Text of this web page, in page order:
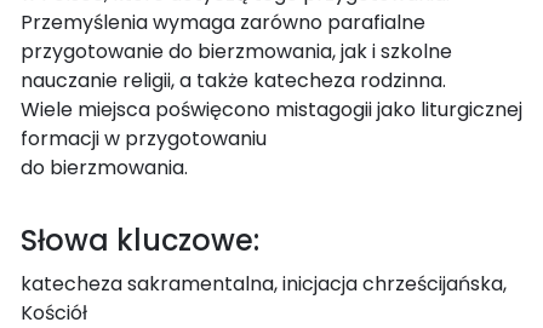
Przemyślenia wymaga zarówno parafialne
przygotowanie do bierzmowania, jak i szkolne
nauczanie religii, a także katecheza rodzinna.
Wiele miejsca poświęcono mistagogii jako liturgicznej
formacji w przygotowaniu
do bierzmowania.
Słowa kluczowe:
katecheza sakramentalna, inicjacja chrześcijańska,
Kościół